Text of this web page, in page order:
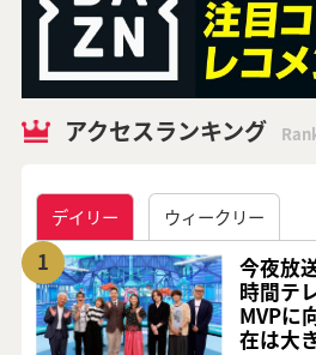
アクセスランキング
デイリー ウィークリー
1
今夜放
時間テ
MVPに
在は大